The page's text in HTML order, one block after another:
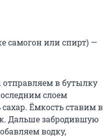
самогон или спирт) —
в бутылку
слоем
Ёмкость ставим в
Дальше забродившую
водку,